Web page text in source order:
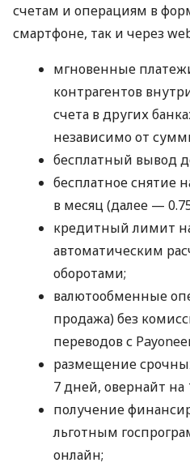
счетам и операциям в
смартфоне, так и через
мгновенные
контрагентов
счета в других
независимо от
бесплатный вывод
бесплатное снятие
в месяц (далее —
кредитный лимит
автоматическим
оборотами;
валютообменные
продажа) без
переводов с
размещение
7 дней, овернайт на
получение
льготным
онлайн;